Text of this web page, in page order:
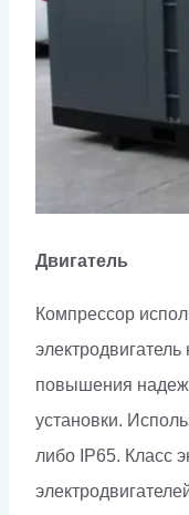
Двигатель
Компрессор
повышения
установки.
либо IP65. Класс